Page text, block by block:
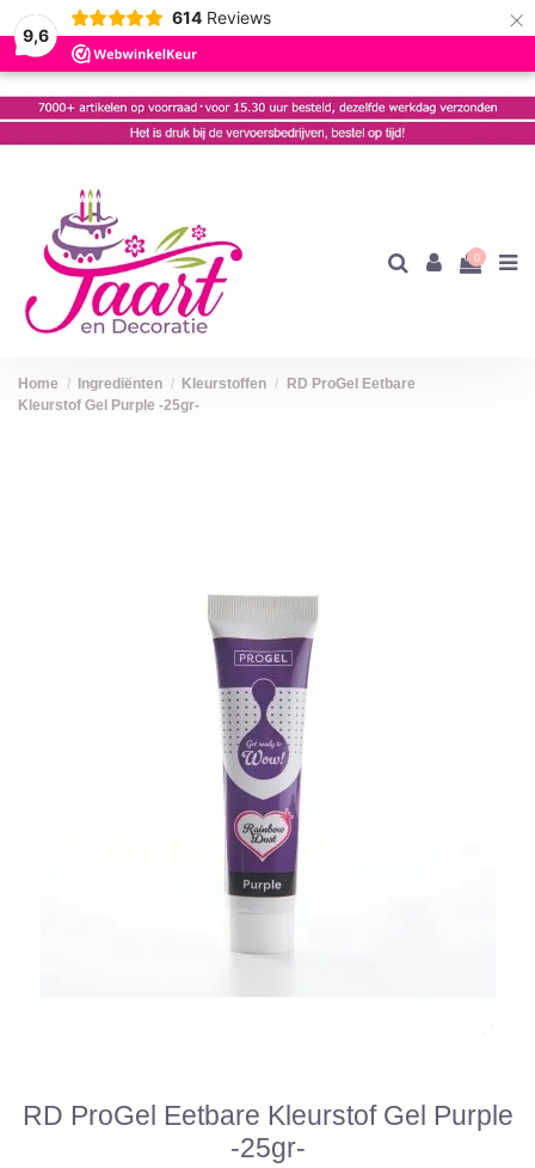
9,6
614 Reviews ×
0
Home Ingrediënten Kleurstoffen
RD ProGel Eetbare
Kleurstof Gel Purple -25gr-
RD ProGel Eetbare Kleurstof Gel Purple
-25gr-